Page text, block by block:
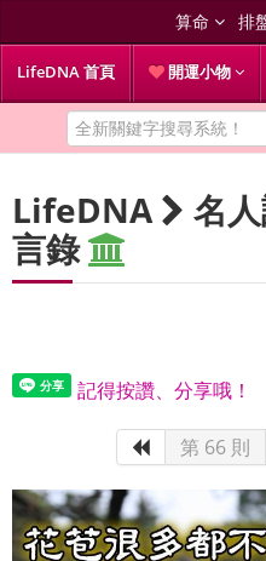
算命 排
LifeDNA 首頁 開運小物
LifeDNA 名
言錄
記得按讚、分享哦！
第 66 則